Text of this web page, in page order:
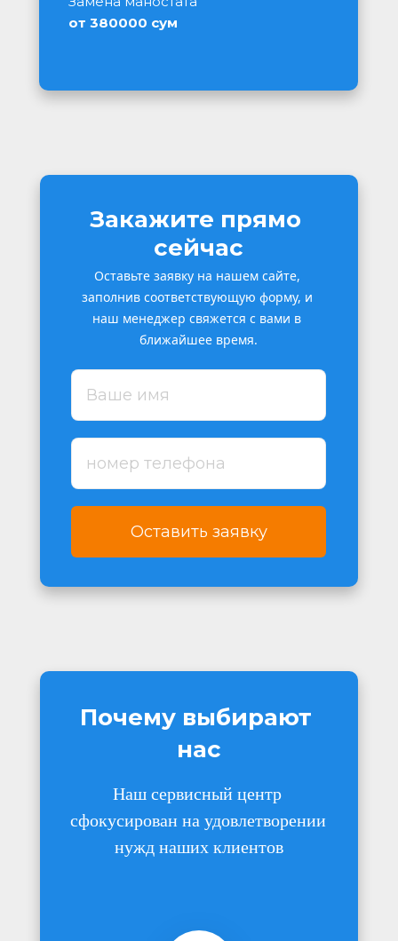
от 380000 сум
Оставить заявку
Закажите прямо
сейчас
Оставьте заявку на нашем сайте,
заполнив соответствующую форму, и
наш менеджер свяжется с вами в
ближайшее время.
Почему выбирают
нас
Наш сервисный центр
нужд наших клиентов